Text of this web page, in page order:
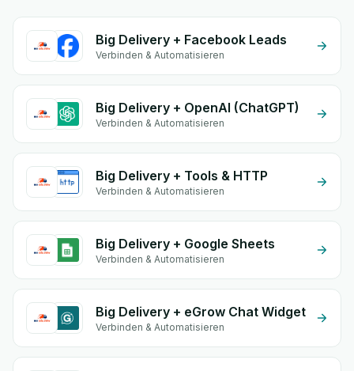
Big Delivery + Facebook Leads
Verbinden & Automatisieren
Big Delivery + OpenAI (ChatGPT)
Verbinden & Automatisieren
Big Delivery + Tools & HTTP
Verbinden & Automatisieren
Big Delivery + Google Sheets
Verbinden & Automatisieren
Big Delivery + eGrow Chat Widget
Verbinden & Automatisieren